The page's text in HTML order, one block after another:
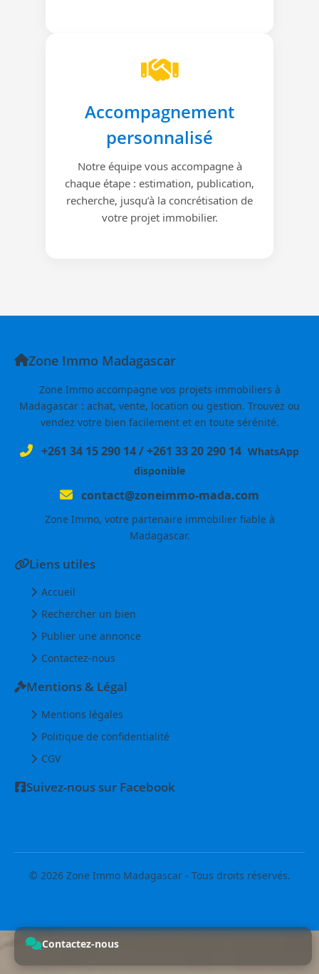
Accompagnement
personnalisé
Notre équipe vous accompagne à
chaque étape : estimation, publication,
recherche, jusqu’à la concrétisation de
votre projet immobilier.
Zone Immo Madagascar
Zone Immo accompagne vos projets immobiliers à
Madagascar : achat, vente, location ou gestion. Trouvez ou
vendez votre bien facilement et en toute sérénité.
+261 34 15 290 14/+261 33 20 290 14 WhatsApp
disponible
contact@zoneimmo-mada.com
Zone Immo, votre partenaire immobilier fiable à
Madagascar.
Liens utiles
Accueil
Rechercher un bien
Publier une annonce
Contactez-nous
Mentions & Légal
Mentions légales
Politique de confidentialité
CGV
Suivez-nous sur Facebook
© 2026 Zone Immo Madagascar - Tous droits réservés.
Contactez-nous